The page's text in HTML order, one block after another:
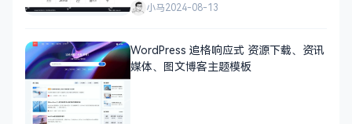
小马2024-08-13
WordPress 追格响应式 资源下载、资讯
媒体、图文博客主题模板